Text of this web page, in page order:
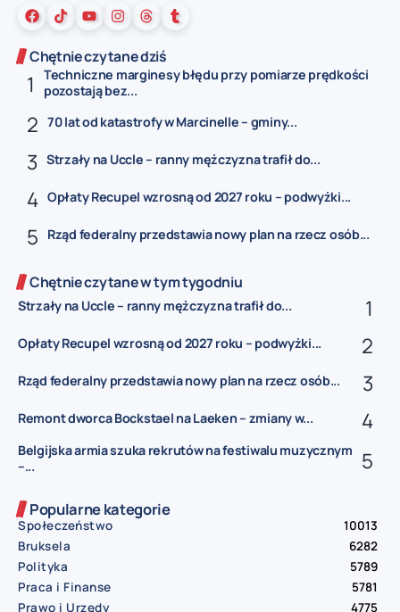
Chętnie czytane dziś
Techniczne marginesy błędu przy pomiarze prędkości
pozostają bez...
70 lat od katastrofy w Marcinelle – gminy...
Strzały na Uccle – ranny mężczyzna trafił do...
Opłaty Recupel wzrosną od 2027 roku – podwyżki...
Rząd federalny przedstawia nowy plan na rzecz osób...
Chętnie czytane w tym tygodniu
Strzały na Uccle – ranny mężczyzna trafił do...
Opłaty Recupel wzrosną od 2027 roku – podwyżki...
Rząd federalny przedstawia nowy plan na rzecz osób...
Remont dworca Bockstael na Laeken – zmiany w...
Belgijska armia szuka rekrutów na festiwalu muzycznym
–...
Popularne kategorie
Społeczeństwo
10013
Bruksela
6282
Polityka
5789
Praca i Finanse
5781
Prawo i Urzędy
4775